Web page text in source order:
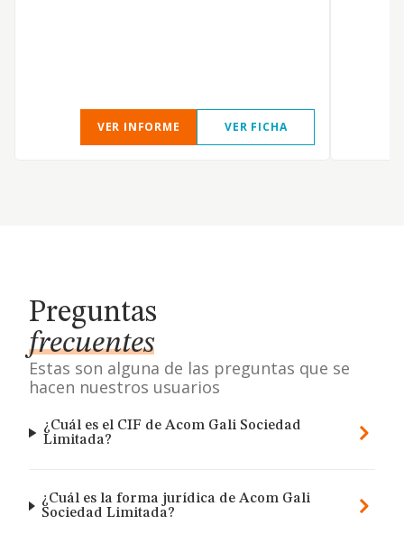
VER INFORME VER FICHA
Preguntas
frecuentes
Estas son alguna de las preguntas que se
hacen nuestros usuarios
¿Cuál es el CIF de Acom Gali Sociedad
Limitada?
¿Cuál es la forma jurídica de Acom Gali
Sociedad Limitada?